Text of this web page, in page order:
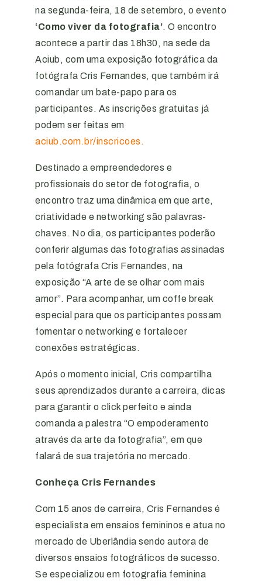
na segunda-feira, 18 de setembro, o evento
‘Como viver da fotografia’. O encontro
acontece a partir das 18h30, na sede da
Aciub, com uma exposição fotográfica da
fotógrafa Cris Fernandes, que também irá
comandar um bate-papo para os
participantes. As inscrições gratuitas já
podem ser feitas em
aciub.com.br/inscricoes.
Destinado a empreendedores e
profissionais do setor de fotografia, o
encontro traz uma dinâmica em que arte,
criatividade e networking são palavras-
chaves. No dia, os participantes poderão
conferir algumas das fotografias assinadas
pela fotógrafa Cris Fernandes, na
exposição “A arte de se olhar com mais
amor”. Para acompanhar, um coffe break
especial para que os participantes possam
fomentar o networking e fortalecer
conexões estratégicas.
Após o momento inicial, Cris compartilha
seus aprendizados durante a carreira, dicas
para garantir o click perfeito e ainda
comanda a palestra “O empoderamento
através da arte da fotografia”, em que
falará de sua trajetória no mercado.
Conheça Cris Fernandes
Com 15 anos de carreira, Cris Fernandes é
especialista em ensaios femininos e atua no
mercado de Uberlândia sendo autora de
diversos ensaios fotográficos de sucesso.
Se especializou em fotografia feminina